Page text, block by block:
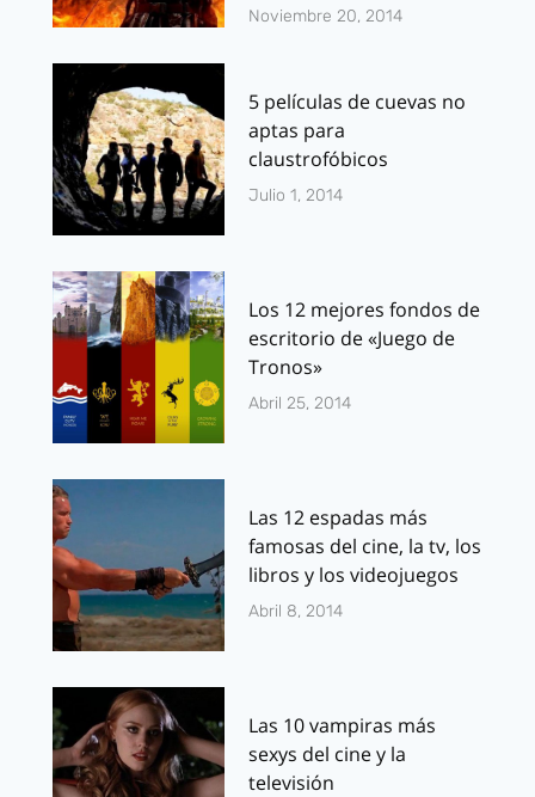
Noviembre 20, 2014
5 películas de cuevas no
aptas para
claustrofóbicos
Julio 1, 2014
Los 12 mejores fondos de
escritorio de «Juego de
Tronos»
Abril 25, 2014
Las 12 espadas más
famosas del cine, la tv, los
libros y los videojuegos
Abril 8, 2014
Las 10 vampiras más
sexys del cine y la
televisión